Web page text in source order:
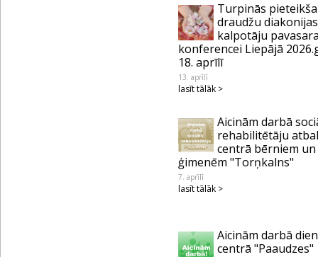
Turpinās
draudžu diakonijas
kalpotāju
konferencei Liepājā
18. aprīlī
13. aprīlī
lasīt tālāk >
Aicinām darbā
rehabilitētāju
centrā bērniem un
ģimenēm "Torņkalns"
7. aprīlī
lasīt tālāk >
Aicinām darbā
centrā "Paaudzes"